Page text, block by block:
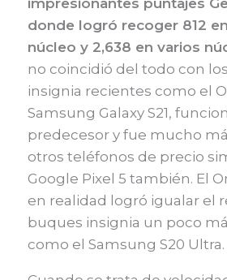
donde logró recoger 812
núcleo y 2,638 en varios
no coincidió del todo con
insignia recientes como el
Samsung Galaxy S21,
predecesor y fue mucho
otros teléfonos de precio
Google Pixel 5 también. El
en realidad logró igualar el
buques insignia un poco
como el Samsung S20 Ultra.